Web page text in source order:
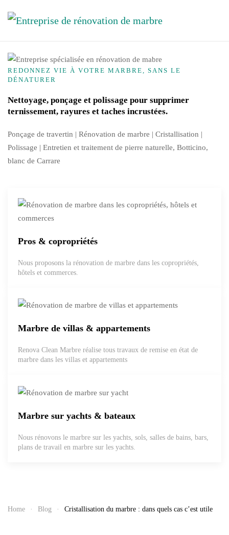
Skip to main content
REDONNEZ VIE À VOTRE MARBRE, SANS LE
DÉNATURER
Nettoyage, ponçage et polissage pour supprimer
ternissement, rayures et taches incrustées.
Ponçage de travertin | Rénovation de marbre | Cristallisation |
Polissage | Entretien et traitement de pierre naturelle, Botticino,
blanc de Carrare
Pros & copropriétés
Nous proposons la rénovation de marbre dans les copropriétés,
hôtels et commerces.
Marbre de villas & appartements
Renova Clean Marbre réalise tous travaux de remise en état de
marbre dans les villas et appartements
Marbre sur yachts & bateaux
Nous rénovons le marbre sur les yachts, sols, salles de bains, bars,
plans de travail en marbre sur les yachts.
Home Blog Cristallisation du marbre : dans quels cas c’est utile